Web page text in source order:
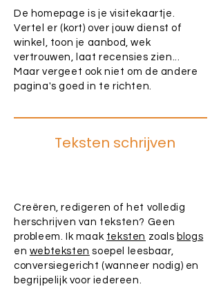
De homepage is je visitekaartje.
Vertel er (kort) over jouw dienst of
winkel, toon je aanbod, wek
vertrouwen, laat recensies zien...
Maar vergeet ook niet om de andere
pagina's goed in te richten.
Teksten schrijven
Creëren, redigeren of het volledig
herschrijven van teksten? Geen
probleem. Ik maak teksten zoals blogs
en webteksten soepel leesbaar,
conversiegericht (wanneer nodig) en
begrijpelijk voor iedereen.